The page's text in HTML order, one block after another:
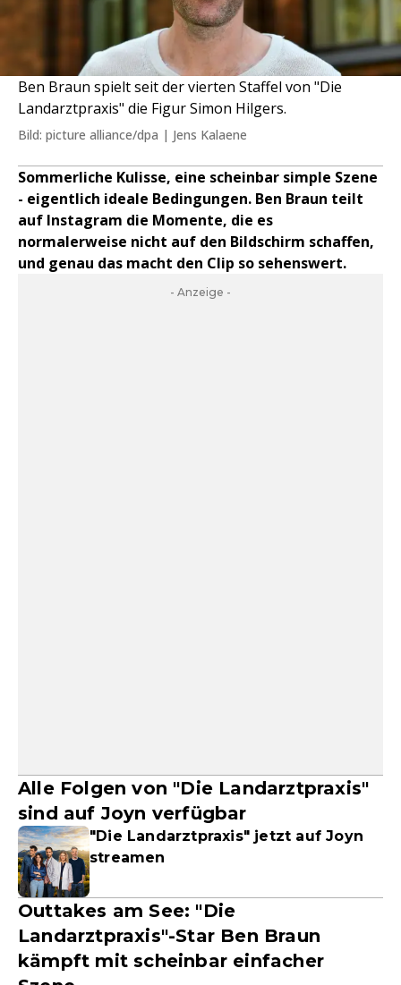
Ben Braun spielt seit der vierten Staffel von "Die
Landarztpraxis" die Figur Simon Hilgers.
Bild: picture alliance/dpa | Jens Kalaene
Sommerliche Kulisse, eine scheinbar simple Szene
- eigentlich ideale Bedingungen. Ben Braun teilt
auf Instagram die Momente, die es
normalerweise nicht auf den Bildschirm schaffen,
und genau das macht den Clip so sehenswert.
- Anzeige -
Alle Folgen von "Die Landarztpraxis"
sind auf Joyn verfügbar
"Die Landarztpraxis" jetzt auf Joyn
streamen
Outtakes am See: "Die
Landarztpraxis"-Star Ben Braun
kämpft mit scheinbar einfacher